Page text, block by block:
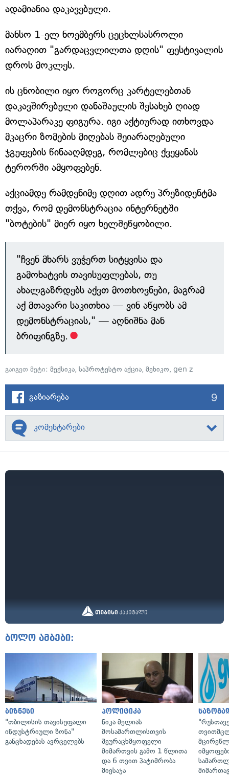
ადამიანია დაკავებული.
მანსო 1-ელ ნოემბერს ცეცხლსასროლი
იარაღით "გარდაცვლილთა დღის" ფესტივალის
დროს მოკლეს.
ის ცნობილი იყო როგორც კარტელებთან
დაკავშირებული დანაშაულის შესახებ ღიად
მოლაპარაკე ფიგურა. იგი აქტიურად ითხოვდა
მკაცრი ზომების მიღებას შეიარაღებული
ჯგუფების წინააღმდეგ, რომლებიც ქვეყანას
ტერორში ამყოფებენ.
აქციამდე რამდენიმე დღით ადრე პრეზიდენტმა
თქვა, რომ დემონსტრაცია ინტერნეტში
"ბოტების" მიერ იყო ხელშეწყობილი.
"ჩვენ მხარს ვუჭერთ სიტყვისა და
გამოხატვის თავისუფლებას, თუ
ახალგაზრდებს აქვთ მოთხოვნები, მაგრამ
აქ მთავარი საკითხია — ვინ აწყობს ამ
დემონსტრაციას," — აღნიშნა მან
ბრიფინგზე.
გაიგეთ მეტი: მექსიკა, საპროტესტო აქცია, მეხიკო, gen z
გაზიარება 9
კომენტარები
ბოლო ამბები:
ბიზნესი
"თბილისის თავისუფალი
ინდუსტრიული ზონა"
განცხადებას ავრცელებს
პოლიტიკა
ნიკა მელიას
მოსამართლისთვის
შეურაცხმყოფელი
მიმართვის გამო 1 წლითა
და 6 თვით პატიმრობა
მიესაჯა